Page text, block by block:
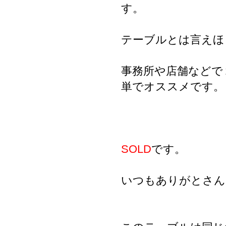
す。
テーブルとは言え
事務所や店舗など
単でオススメです。
SOLDです。
いつもありがとさ